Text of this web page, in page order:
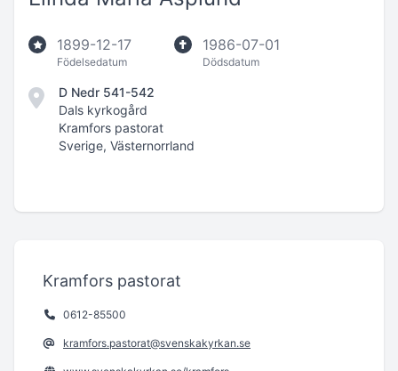
1899-12-17
Födelsedatum
1986-07-01
Dödsdatum
D Nedr 541-542
Dals kyrkogård
Kramfors pastorat
Sverige, Västernorrland
Kramfors pastorat
0612-85500
kramfors.pastorat@svenskakyrkan.se